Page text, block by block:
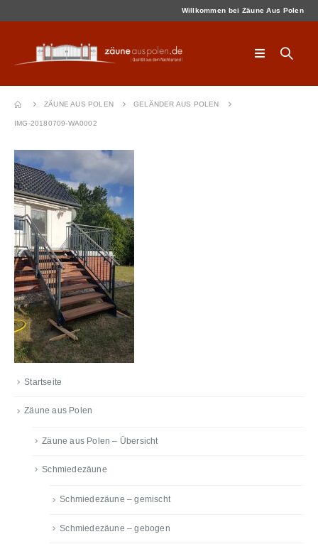
Willkommen bei Zäune Aus Polen
ZÄUNE AUS POLEN GELÄNDER AUS POLEN
IMG-20180709-WA0002
Startseite
Zäune aus Polen
Zäune aus Polen – Übersicht
Schmiedezäune
Schmiedezäune – gemischt
Schmiedezäune – gebogen